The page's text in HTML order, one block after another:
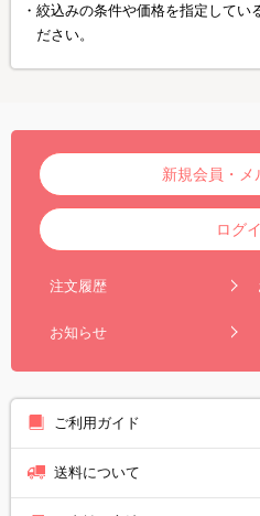
絞込みの条件や価格を指定してい
ださい。
新規会員・メ
ログ
注文履歴
お知らせ
ご利用ガイド
送料について